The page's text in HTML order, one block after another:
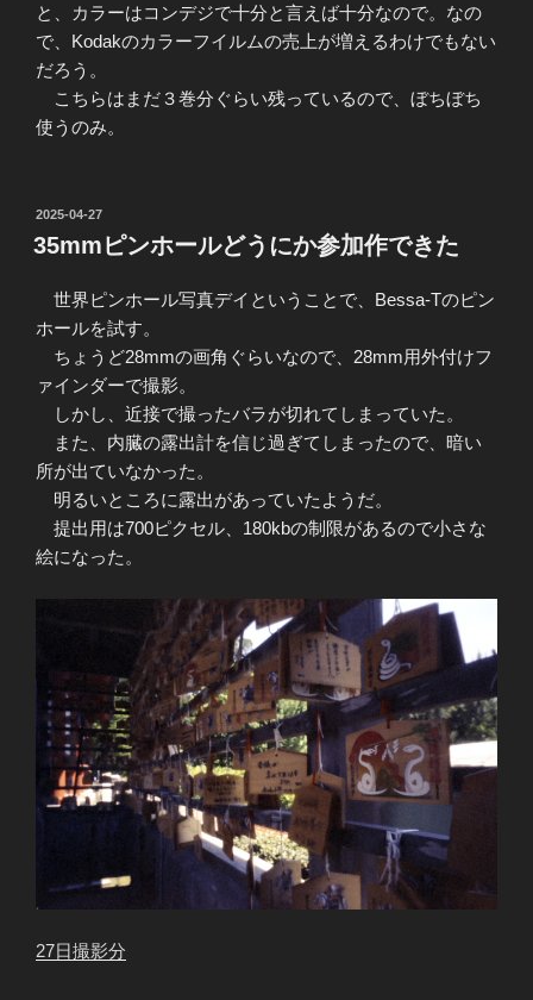
と、カラーはコンデジで十分と言えば十分なので。なの
で、Kodakのカラーフイルムの売上が増えるわけでもない
だろう。
こちらはまだ３巻分ぐらい残っているので、ぼちぼち
使うのみ。
投
稿
日:
2025-04-27
35mmピンホールどうにか参加作できた
世界ピンホール写真デイということで、Bessa-Tのピン
ホールを試す。
ちょうど28mmの画角ぐらいなので、28mm用外付けフ
ァインダーで撮影。
しかし、近接で撮ったバラが切れてしまっていた。
また、内臓の露出計を信じ過ぎてしまったので、暗い
所が出ていなかった。
明るいところに露出があっていたようだ。
提出用は700ピクセル、180kbの制限があるので小さな
絵になった。
27日撮影分